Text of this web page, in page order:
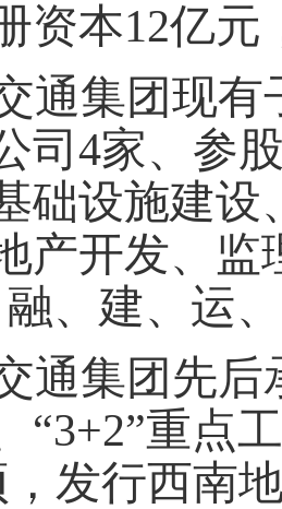
资本12亿
通集团现有
司4家、参
础设施建设
产开发、监
融、建、运
通集团先后
“3+2”重点
，发行西南